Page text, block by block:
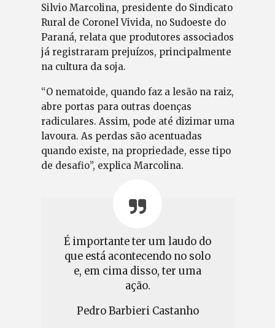
Silvio Marcolina, presidente do Sindicato
Rural de Coronel Vivida, no Sudoeste do
Paraná, relata que produtores associados
já registraram prejuízos, principalmente
na cultura da soja.
“O nematoide, quando faz a lesão na raiz,
abre portas para outras doenças
radiculares. Assim, pode até dizimar uma
lavoura. As perdas são acentuadas
quando existe, na propriedade, esse tipo
de desafio”, explica Marcolina.
É importante ter um laudo do
que está acontecendo no solo
e, em cima disso, ter uma
ação.
Pedro Barbieri Castanho